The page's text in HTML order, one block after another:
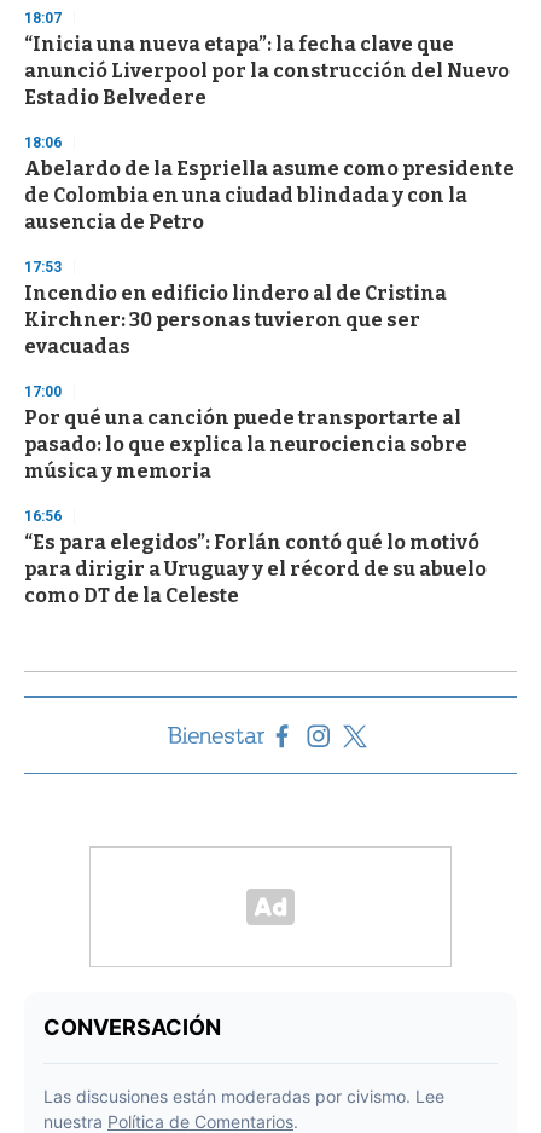
18:07
“Inicia una nueva etapa”: la fecha clave que
anunció Liverpool por la construcción del Nuevo
Estadio Belvedere
18:06
Abelardo de la Espriella asume como presidente
de Colombia en una ciudad blindada y con la
ausencia de Petro
17:53
Incendio en edificio lindero al de Cristina
Kirchner: 30 personas tuvieron que ser
evacuadas
17:00
Por qué una canción puede transportarte al
pasado: lo que explica la neurociencia sobre
música y memoria
16:56
“Es para elegidos”: Forlán contó qué lo motivó
para dirigir a Uruguay y el récord de su abuelo
como DT de la Celeste